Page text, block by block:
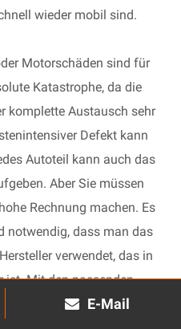
E-Mail
wieder mobil sind.
Motorschäden sind für
Katastrophe, da die
komplette Austausch sehr
Defekt kann
Autoteil kann auch das
Aber Sie müssen
Rechnung machen. Es
notwendig, dass man das
verwendet, das in
ist. Mit den passenden
Getriebe schnell